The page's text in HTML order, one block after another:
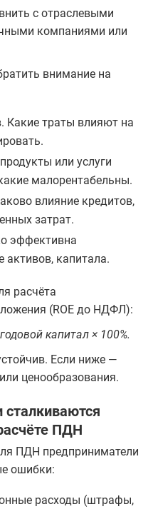
с отраслевыми
компаниями или
внимание на
Какие траты влияют на
или услуги
малорентабельны.
влияние кредитов,
затрат.
эффективна
активов, капитала.
расчёта
(ROE до НДФЛ):
капитал × 100%.
Если ниже —
ценообразования.
ПДН
ПДН предприниматели
ошибки:
расходы (штрафы,